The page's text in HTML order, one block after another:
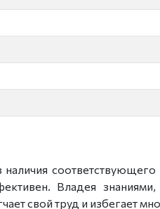
Владея
свой труд и избегает